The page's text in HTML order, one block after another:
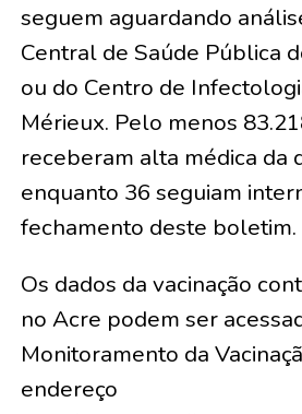
seguem aguardando
Central de Saúde Pública
ou do Centro de
Mérieux. Pelo menos
receberam alta médica da
enquanto 36 seguiam
fechamento deste boletim.
Os dados da vacinação
no Acre podem ser
Monitoramento da
endereço